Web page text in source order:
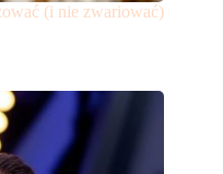
(i nie zwariować)